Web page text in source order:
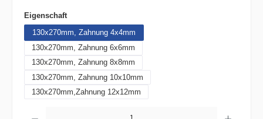
Eigenschaftauswählen
130x270mm, Zahnung 4x4mm
130x270mm, Zahnung 6x6mm
130x270mm, Zahnung 8x8mm
130x270mm, Zahnung 10x10mm
130x270mm,Zahnung 12x12mm